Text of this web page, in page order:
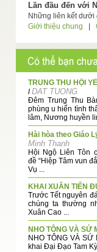
Lần đầu đến với
Những liên kết dưới
Giới thiệu chung
TRUNG THU HỘI
/DAT TUONG
Đêm Trung Thu
phùng u hiển tình
lâm, Nương huyền
Hài hòa theo Giáo
Minh Thanh
Hội Ngộ Liên Tôn
đề “Hiệp Tâm vun
Vụ ...
KHAI XUÂN TIẾN
Trước Tết nguyên
chúng ta thường
Xuân Cao ...
NHO TÔNG VÀ SỨ
NHO TÔNG VÀ
khai Đại Đạo Tam